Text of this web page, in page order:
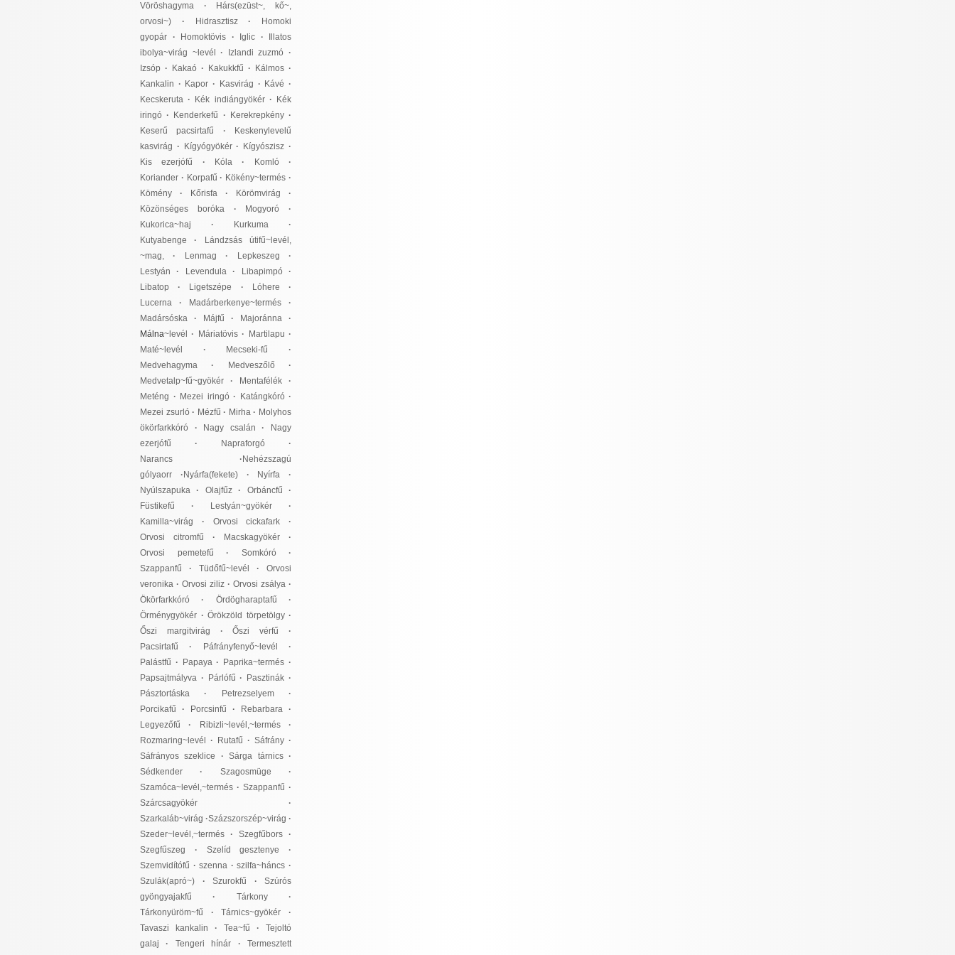
Vöröshagyma · Hárs(ezüst~, kő~,
orvosi~) · Hidrasztisz· Homoki
gyopár · Homoktövis · Iglic · Illatos
ibolya~virág ~levél
· Izlandi zuzmó ·
Izsóp · Kakaó · Kakukkfű · Kálmos ·
Kankalin · Kapor · Kasvirág · Kávé ·
Kecskeruta · Kék indiángyökér· Kék
iringó · Kenderkefű · Kerekrepkény·
Keserű pacsirtafű · Keskenylevelű
kasvirág · Kígyógyökér· Kígyószisz ·
Kis ezerjófű · Kóla · Komló·
Koriander · Korpafű · Kökény~termés ·
Kömény · Kőrisfa · Körömvirág ·
Közönséges boróka· Mogyoró ·
Kukorica~haj · Kurkuma ·
Kutyabenge · Lándzsás útifű~levél,
~mag, · Lenmag · Lepkeszeg ·
Lestyán · Levendula· Libapimpó ·
Libatop · Ligetszépe · Lóhere ·
Lucerna · Madárberkenye~termés ·
Madársóska · Májfű · Majoránna ·
Málna~levél · Máriatövis· Martilapu ·
Maté~levél
· Mecseki-fű ·
Medvehagyma · Medveszőlő·
Medvetalp~fű~gyökér · Mentafélék ·
Meténg · Mezei iringó· Katángkóró ·
Mezei zsurló · Mézfű · Mirha· Molyhos
ökörfarkkóró · Nagy csalán ·
Nagy
ezerjófű · Napraforgó ·
Narancs · Nehézszagú
gólyaorr · Nyárfa(fekete)· Nyírfa ·
Nyúlszapuka · Olajfűz· Orbáncfű ·
Füstikefű · Lestyán~gyökér ·
Kamilla~virág · Orvosi cickafark ·
Orvosi citromfű · Macskagyökér ·
Orvosi pemetefű · Somkóró·
Szappanfű · Tüdőfű~levél · Orvosi
veronika · Orvosi ziliz · Orvosi zsálya ·
Ökörfarkkóró · Ördögharaptafű ·
Örménygyökér · Örökzöld törpetölgy·
Őszi margitvirág · Őszi vérfű ·
Pacsirtafű · Páfrányfenyő~levél
·
Palástfű · Papaya· Paprika~termés ·
Papsajtmályva · Párlófű · Pasztinák ·
Pásztortáska · Petrezselyem·
Porcikafű · Porcsinfű · Rebarbara ·
Legyezőfű · Ribizli~levél,~termés·
Rozmaring~levél
· Rutafű · Sáfrány ·
Sáfrányos szeklice
· Sárga tárnics·
Sédkender · Szagosmüge ·
Szamóca~levél,~termés · Szappanfű ·
Szárcsagyökér ·
Szarkaláb~virág ·Százszorszép~virág ·
Szeder~levél,~termés · Szegfűbors ·
Szegfűszeg · Szelíd gesztenye ·
Szemvidítófű · szenna · szilfa~háncs ·
Szulák(apró~) · Szurokfű · Szúrós
gyöngyajakfű · Tárkony·
Tárkonyüröm~fű · Tárnics~gyökér ·
Tavaszi kankalin · Tea~fű · Tejoltó
galaj · Tengeri hínár · Termesztett